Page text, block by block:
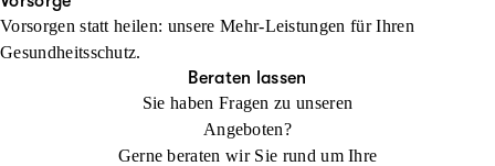
Jetzt konfigurieren Beraten lassen
zur Herausforderung werden. Mit der
Auslandsreisekrankenversicherung sind Sie weltweit bestens
Beraten lassen
Vorsorgen statt heilen: unsere Mehr-Leistungen für Ihren
Gesundheitsschutz.
Beraten lassen
Sie haben Fragen zu unseren
Angeboten?
Gerne beraten wir Sie rund um Ihre